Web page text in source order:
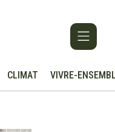
CLIMAT VIVRE-